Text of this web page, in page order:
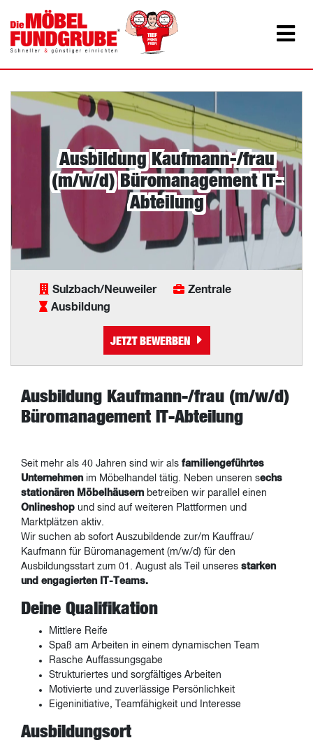
Ausbildung Kaufmann-/frau
(m/w/d) Büromanagement IT-
Abteilung
Sulzbach/Neuweiler
Zentrale
Ausbildung
JETZT BEWERBEN
Ausbildung Kaufmann-/frau (m/w/d)
Büromanagement IT-Abteilung
Seit mehr als 40 Jahren sind wir als familiengeführtes
Unternehmenim Möbelhandel tätig. Neben unseren sechs
stationären Möbelhäusernbetreiben wir parallel einen
Onlineshop und sind auf weiteren Plattformen und
Marktplätzen aktiv.
Wir suchen ab sofort Auszubildende zur/m Kauffrau/
Kaufmann für Büromanagement (m/w/d) für den
Ausbildungsstart zum 01. August als Teil unseres starken
und engagierten IT-Teams.
Deine Qualifikation
Mittlere Reife
Spaß am Arbeiten in einem dynamischen Team
Rasche Auffassungsgabe
Strukturiertes und sorgfältiges Arbeiten
Motivierte und zuverlässige Persönlichkeit
Eigeninitiative, Teamfähigkeit und Interesse
Ausbildungsort